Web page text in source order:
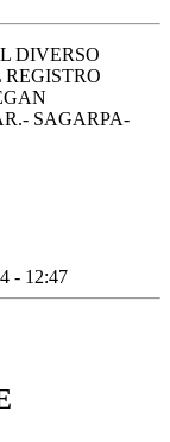
DIVERSO
SAGARPA-
- 12:47
SU TITULAR.-